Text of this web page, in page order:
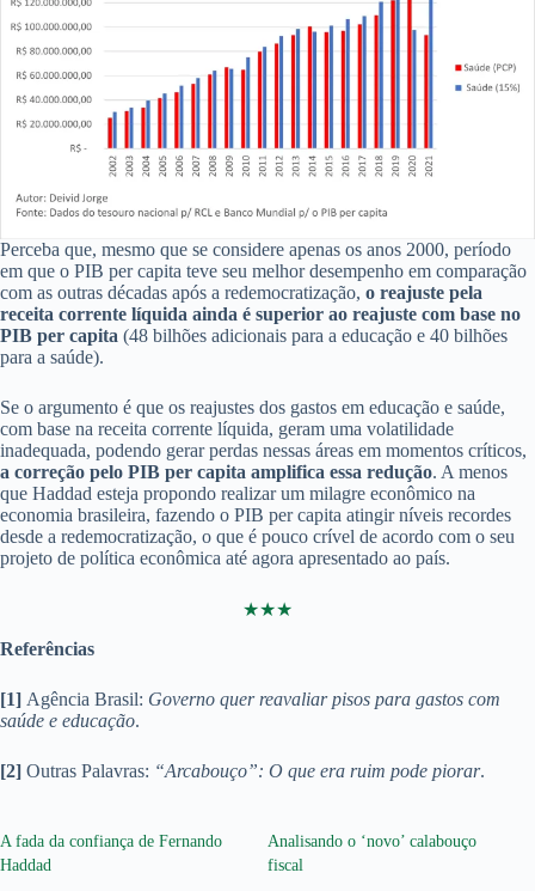
Perceba que, mesmo que se considere apenas os anos 2000, período
em que o PIB per capita teve seu melhor desempenho em comparação
com as outras décadas após a redemocratização, o reajuste pela
receita corrente líquida ainda é superior ao reajuste com base no
PIB per capita (48 bilhões adicionais para a educação e 40 bilhões
para a saúde).
Se o argumento é que os reajustes dos gastos em educação e saúde,
com base na receita corrente líquida, geram uma volatilidade
inadequada, podendo gerar perdas nessas áreas em momentos críticos,
a correção pelo PIB per capita amplifica essa redução. A menos
que Haddad esteja propondo realizar um milagre econômico na
economia brasileira, fazendo o PIB per capita atingir níveis recordes
desde a redemocratização, o que é pouco crível de acordo com o seu
projeto de política econômica até agora apresentado ao país.
★★★
Referências
[1] Agência Brasil: Governo quer reavaliar pisos para gastos com
saúde e educação.
[2] Outras Palavras: “Arcabouço”: O que era ruim pode piorar.
A fada da confiança de Fernando
Haddad
Analisando o ‘novo’ calabouço
fiscal